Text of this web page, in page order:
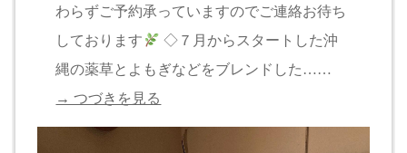
わらずご予約承っていますのでご連絡お待ち
しております
◇７月からスタートした沖
縄の薬草とよもぎなどをブレンドした……
→ つづきを見る